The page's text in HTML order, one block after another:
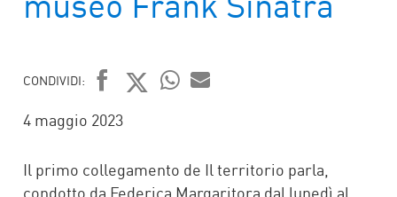
CONDIVIDI:
FACEBOOK
TWITTER
4 maggio 2023
Il primo collegamento de Il territorio parla,
condotto da Federica Margaritora dal lunedì al